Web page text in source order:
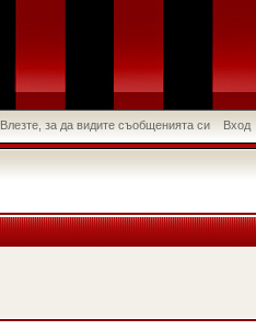
Влезте, за да видите съобщенията си Вход